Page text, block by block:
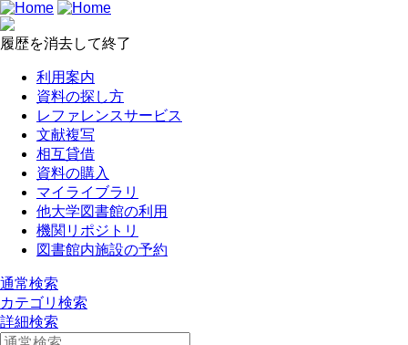
履歴を消去して終了
利用案内
資料の探し方
レファレンスサービス
文献複写
相互貸借
資料の購入
マイライブラリ
他大学図書館の利用
機関リポジトリ
図書館内施設の予約
通常検索
カテゴリ検索
詳細検索